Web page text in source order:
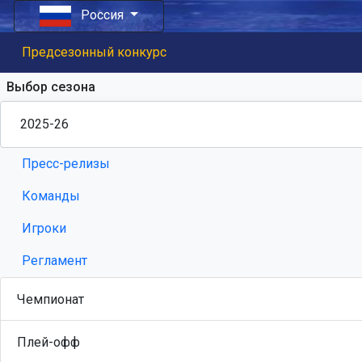
Россия
Предсезонный конкурс
Выбор сезона
Пресс-релизы
Команды
Игроки
Регламент
Чемпионат
Плей-офф